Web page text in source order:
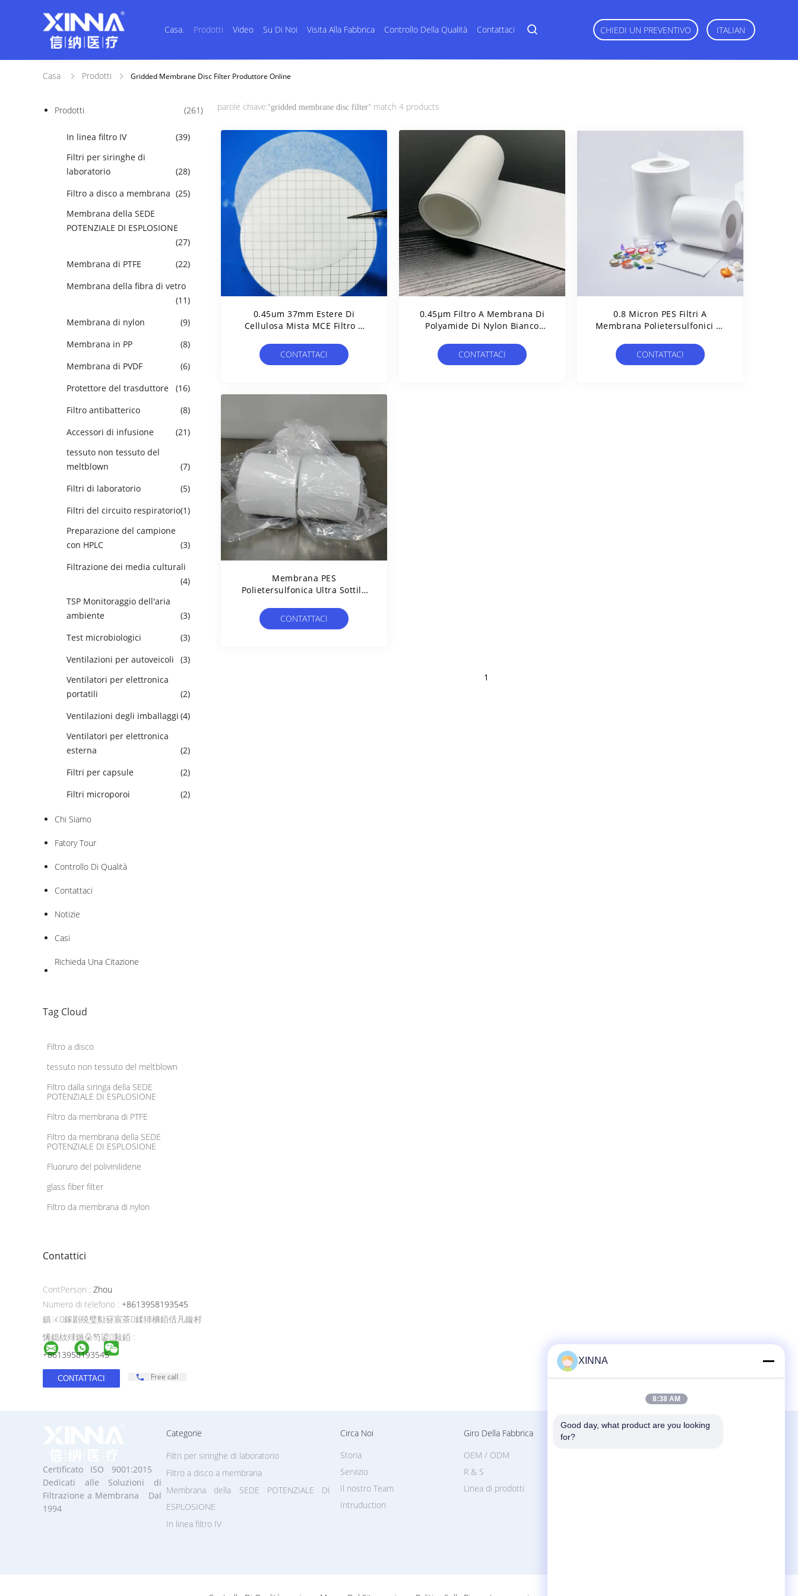
Casa. Prodotti Video Su Di Noi Visita Alla Fabbrica Controllo Della Qualità Contattaci CHIEDI UN PREVENTIVO ITALIAN
Casa Prodotti Gridded Membrane Disc Filter Produttore Online
Prodotti (261)
In linea filtro IV
(39)
Filtri per siringhe di
laboratorio
(28)
Filtro a disco a membrana (25)
Membrana della SEDE
POTENZIALE DI ESPLOSIONE
(27)
Membrana di PTFE
(22)
Membrana della fibra di vetro
(11)
Membrana di nylon
(9)
Membrana in PP
(8)
Membrana di PVDF
(6)
Protettore del trasduttore
(16)
Filtro antibatterico
(8)
Accessori di infusione
(21)
tessuto non tessuto del
meltblown
(7)
Filtri di laboratorio
(5)
Filtri del circuito respiratorio(1)
Preparazione del campione
con HPLC
(3)
Filtrazione dei media culturali
(4)
TSP Monitoraggio dell'aria
ambiente
(3)
Test microbiologici
(3)
Ventilazioni per autoveicoli
(3)
Ventilatori per elettronica
portatili
(2)
Ventilazioni degli imballaggi (4)
Ventilatori per elettronica
esterna
(2)
Filtri per capsule
(2)
Filtri microporoi
(2)
Chi Siamo
Fatory Tour
Controllo Di Qualità
Contattaci
Notizie
Casi
Richieda Una Citazione
Tag Cloud
Filtro a disco
tessuto non tessuto del meltblown
Filtro dalla siringa della SEDE
POTENZIALE DI ESPLOSIONE
Filtro da membrana di PTFE
Filtro da membrana della SEDE
POTENZIALE DI ESPLOSIONE
Fluoruro del polivinilidene
glass fiber filter
Filtro da membrana di nylon
Contattici
ContPerson : Zhou
Numero di telefono : +8613958193545
鎮ㄨ鎵剧殑璧勬簮宸茶鍒犻櫎銆佸凡鏇村
悕鎴栨殏鏃朵笉鍙敤銆 :
+8613958193545
Free call
parole chiave:"gridded membrane disc filter" match 4 products
0.45um 37mm Estere Di
Cellulosa Mista MCE Filtro A
Per Il Test Di Limite Microbico
CONTATTACI
0.45μm Filtro A Membrana Di
Polyamide Di Nylon Bianco
CONTATTACI
0.8 Micron PES Filtri A
Membrana Polietersulfonici Di
Idrofila
CONTATTACI
Membrana PES
Polietersulfonica Ultra Sottile
CONTATTACI
1
Certificato ISO 9001:2015
Dedicati alle Soluzioni di
Filtrazione a Membrana Dal
1994
Categorie
In linea filtro IV
Filtri per siringhe di laboratorio
Filtro a disco a membrana
Membrana della SEDE POTENZIALE DI
ESPLOSIONE
Circa Noi
Intruduction
Storia
Servizio
Il nostro Team
Giro Della Fabbrica
Linea di prodotti
OEM / ODM
R & S
Contattaci
XINNA
8:38 AM
Good day, what product are you looking
for?